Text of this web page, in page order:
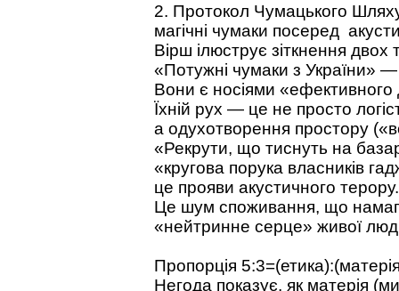
2. Протокол Чумацького
магічні чумаки посеред
Вірш ілюструє зіткнення двох
«Потужні чумаки з України» —
Вони є носіями «ефективного
Їхній рух — це не просто
а одухотворення простору
«Рекрути, що тиснуть на
«кругова порука власників
це прояви акустичного терору.
Це шум споживання, що
«нейтринне серце» живої
Пропорція
Негода показує, як матерія